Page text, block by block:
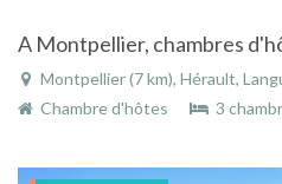
Montpellier (7 km), Hérault,
Chambre d'hôtes
3